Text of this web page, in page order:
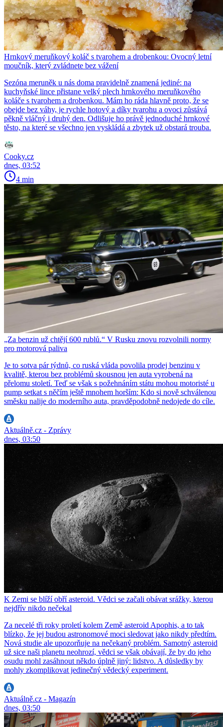
Hrnkový meruňkový koláč s tvarohem a drobenkou: Ovocný letní
moučník, který zvládnete bez vážení
Sezóna meruněk u nás doma pravidelně znamená jediné: na
kuchyňské lince přistane velký plech hrnkového meruňkového
koláče s tvarohem a drobenkou. Mám ho ráda hlavně proto, že se
obejde bez váhy, je rychle hotový a díky tvarohu a ovoci zůstává
pěkně vláčný i druhý den. Odlišuje ho právě jednoduché hrnkové
těsto, na které se všechno jen vyskládá a zbytek už obstará trouba.
Cooky.cz
dnes, 03:52
4 min
„Za benzin už chtějí 600 rublů.“ V Rusku znovu rozvolnili normy
pro motorová paliva
Je to sotva pár týdnů, co ruská vláda povolila prodej benzinu v
kvalitě, kterou bez problémů skousnou jen auta vyrobená na
přelomu století. Teď se však s požehnáním státu mohou motoristé u
pump setkat s něčím ještě mnohem horším: Kdo si nově schválenou
směsku nalije do moderního auta, pravděpodobně nedojede do cíle.
Aktuálně.cz - Zprávy
dnes, 03:50
K Zemi se blíží obří asteroid. Vědci se začali obávat srážky, kterou
nejdřív nikdo nečekal
Za necelé tři roky proletí kolem Země asteroid Apophis, a to tak
blízko, že jej budou astronomové moci sledovat jako nikdy předtím.
Nová studie ale upozorňuje na nečekaný problém. Samotný asteroid
už sice naši planetu neohrozí, vědci se však obávají, že by do jeho
osudu mohl zasáhnout někdo úplně jiný: lidstvo. A důsledky by
mohly zkomplikovat jedinečný vědecký experiment.
Aktuálně.cz - Magazín
dnes, 03:50